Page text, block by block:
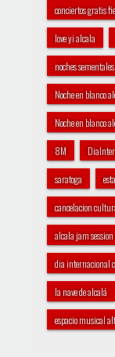
conciertos gratis
love yi alcala
noches sementales
Noche en blanco
Noche en blanco
8M
saratoga
cancelacion
alcala jam session
dia internacional
la nave de alcalá
espacio musical